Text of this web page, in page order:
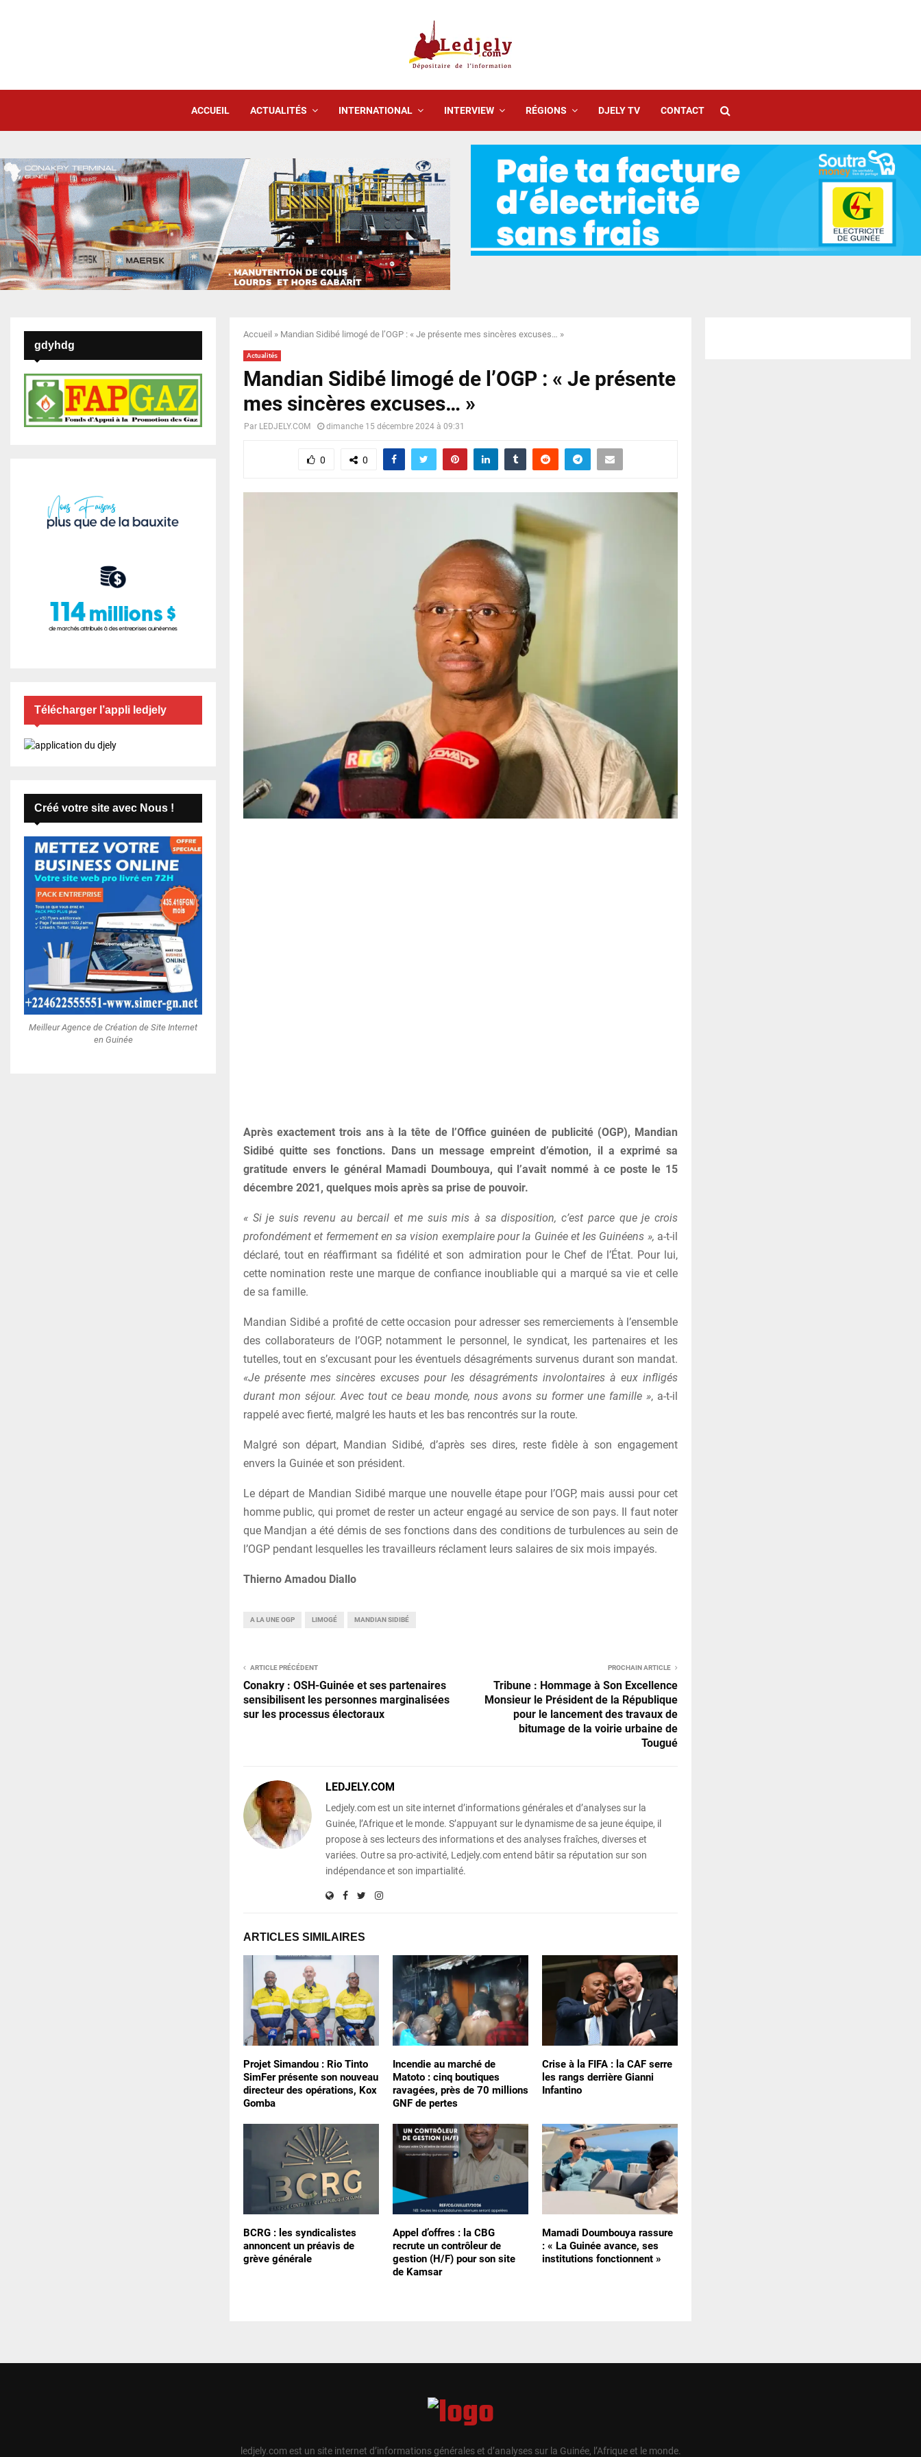
ACCUEIL ACTUALITÉS INTERNATIONAL INTERVIEW RÉGIONS DJELY TV CONTACT
Accueil » Mandian Sidibé limogé de l’OGP : « Je présente mes sincères excuses… »
Actualités
Mandian Sidibé limogé de l’OGP : « Je présente
mes sincères excuses… »
Par LEDJELY.COM dimanche 15 décembre 2024 à 09:31
0 0
Après exactement trois ans à la tête de l’Office guinéen de publicité (OGP), Mandian
Sidibé quitte ses fonctions. Dans un message empreint d’émotion, il a exprimé sa
gratitude envers le général Mamadi Doumbouya, qui l’avait nommé à ce poste le 15
décembre 2021, quelques mois après sa prise de pouvoir.
« Si je suis revenu au bercail et me suis mis à sa disposition, c’est parce que je crois
profondément et fermement en sa vision exemplaire pour la Guinée et les Guinéens », a-t-il
déclaré, tout en réaffirmant sa fidélité et son admiration pour le Chef de l’État. Pour lui,
cette nomination reste une marque de confiance inoubliable qui a marqué sa vie et celle
de sa famille.
Mandian Sidibé a profité de cette occasion pour adresser ses remerciements à l’ensemble
des collaborateurs de l’OGP, notamment le personnel, le syndicat, les partenaires et les
tutelles, tout en s’excusant pour les éventuels désagréments survenus durant son mandat.
«Je présente mes sincères excuses pour les désagréments involontaires à eux infligés
durant mon séjour. Avec tout ce beau monde, nous avons su former une famille », a-t-il
rappelé avec fierté, malgré les hauts et les bas rencontrés sur la route.
Malgré son départ, Mandian Sidibé, d’après ses dires, reste fidèle à son engagement
envers la Guinée et son président.
Le départ de Mandian Sidibé marque une nouvelle étape pour l’OGP, mais aussi pour cet
homme public, qui promet de rester un acteur engagé au service de son pays. Il faut noter
que Mandjan a été démis de ses fonctions dans des conditions de turbulences au sein de
l’OGP pendant lesquelles les travailleurs réclament leurs salaires de six mois impayés.
Thierno Amadou Diallo
A LA UNE OGP LIMOGÉ MANDIAN SIDIBÉ
ARTICLE PRÉCÉDENT
Conakry : OSH-Guinée et ses partenaires
sensibilisent les personnes marginalisées
sur les processus électoraux
PROCHAIN ARTICLE
Tribune : Hommage à Son Excellence
Monsieur le Président de la République
pour le lancement des travaux de
bitumage de la voirie urbaine de
Tougué
LEDJELY.COM
Ledjely.com est un site internet d’informations générales et d’analyses sur la
Guinée, l’Afrique et le monde. S’appuyant sur le dynamisme de sa jeune équipe, il
propose à ses lecteurs des informations et des analyses fraîches, diverses et
variées. Outre sa pro-activité, Ledjely.com entend bâtir sa réputation sur son
indépendance et son impartialité.
ARTICLES SIMILAIRES
Projet Simandou : Rio Tinto
SimFer présente son nouveau
directeur des opérations, Kox
Gomba
Incendie au marché de
Matoto : cinq boutiques
ravagées, près de 70 millions
GNF de pertes
Crise à la FIFA : la CAF serre
les rangs derrière Gianni
Infantino
BCRG : les syndicalistes
annoncent un préavis de
grève générale
Appel d’offres : la CBG
recrute un contrôleur de
gestion (H/F) pour son site
de Kamsar
Mamadi Doumbouya rassure
: « La Guinée avance, ses
institutions fonctionnent »
gdyhdg
Télécharger l’appli ledjely
Créé votre site avec Nous !
Meilleur Agence de Création de Site Internet
en Guinée
ledjely.com est un site internet d’informations générales et d’analyses sur la Guinée, l’Afrique et le monde.